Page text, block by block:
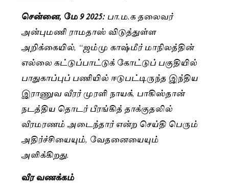
சென்னை, மே 9 2025:பா.ம.க தலைவர்
அன்புமணி ராமதாஸ் விடுத்துள்ள
அறிக்கையில், “ஜம்மு காஷ்மீர் மாநிலத்தின்
எல்லை கட்டுப்பாட்டுக் கோட்டுப் பகுதியில்
பாதுகாப்புப் பணியில் ஈடுபட்டிருந்த இந்திய
இராணுவ வீரர் முரளி நாயக், பாகிஸ்தான்
நடத்திய தொடர் பீரங்கித் தாக்குதலில்
வீரமரணம் அடைந்தார் என்ற செய்தி பெரும்
அதிர்ச்சியையும், வேதனையையும்
அளிக்கிறது.
வீர வணக்கம்